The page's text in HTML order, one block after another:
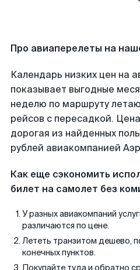
Про авиаперелеты на
Календарь низких цен на
показывает выгодные
неделю по маршруту
рейсов с пересадкой.
дорогая из найденных
рублей авиакомпанией
Как еще сэкономить
билет на самолет без
У разных авиакомпаний
различаются по цене.
Лететь транзитом дешево,
конечных пунктов.
Покупайте туда и обратно